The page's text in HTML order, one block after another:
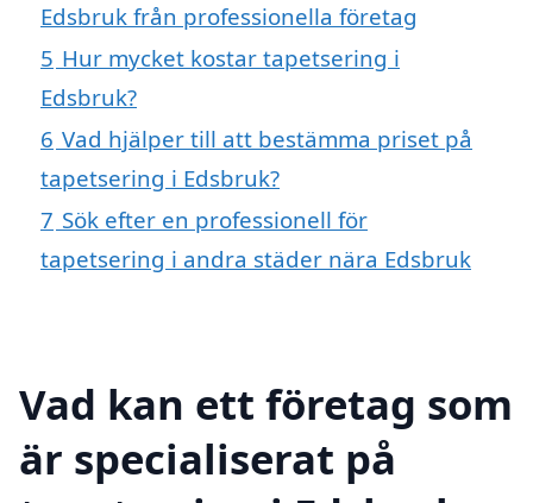
Edsbruk från professionella företag
5 Hur mycket kostar tapetsering i
Edsbruk?
6 Vad hjälper till att bestämma priset på
tapetsering i Edsbruk?
7 Sök efter en professionell för
tapetsering i andra städer nära Edsbruk
Vad kan ett företag som
är specialiserat på